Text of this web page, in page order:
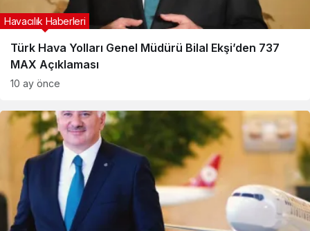
Türk Hava Yolları Genel Müdürü Bilal Ekşi’den 737
MAX Açıklaması
Havacılık Haberleri
10 ay önce